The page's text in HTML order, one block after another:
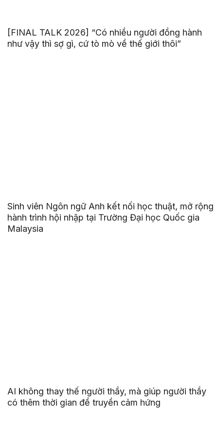
[FINAL TALK 2026] “Có nhiều người đồng hành
như vậy thì sợ gì, cứ tò mò về thế giới thôi”
Sinh viên Ngôn ngữ Anh kết nối học thuật, mở rộng
hành trình hội nhập tại Trường Đại học Quốc gia
Malaysia
AI không thay thế người thầy, mà giúp người thầy
có thêm thời gian để truyền cảm hứng